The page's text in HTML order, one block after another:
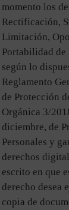
momento los
Rectificación,
Limitación,
Portabilidad de
según lo
Reglamento
de Protección
Orgánica 3/
diciembre, de
Personales y
derechos
escrito en que
derecho desea
copia de